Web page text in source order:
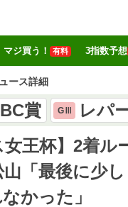
マジ買う！ 有料 3指数予想
ース詳細
賞 GⅢ レパ
女王杯】2着ル
「最後に少し
かった」